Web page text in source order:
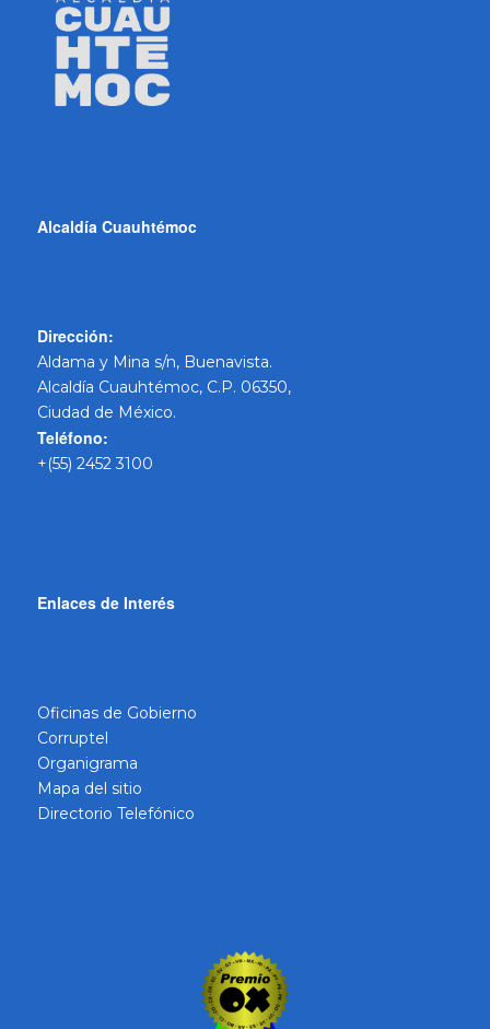
Alcaldía Cuauhtémoc
Dirección:
Aldama y Mina s/n, Buenavista.
Alcaldía Cuauhtémoc, C.P. 06350,
Ciudad de México.
Teléfono:
+(55) 2452 3100
Enlaces de Interés
Oficinas de Gobierno
Corruptel
Organigrama
Mapa del sitio
Directorio Telefónico